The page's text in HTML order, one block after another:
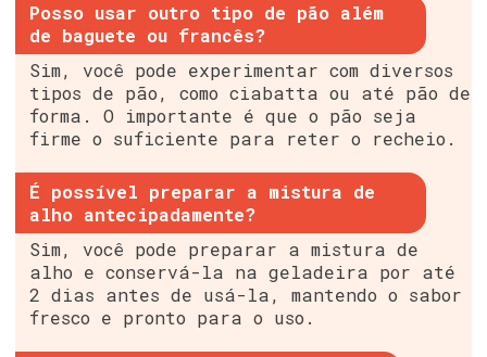
Posso usar outro tipo de pão além
de baguete ou francês?
Sim, você pode experimentar com diversos
tipos de pão, como ciabatta ou até pão de
forma. O importante é que o pão seja
firme o suficiente para reter o recheio.
É possível preparar a mistura de
alho antecipadamente?
Sim, você pode preparar a mistura de
alho e conservá-la na geladeira por até
2 dias antes de usá-la, mantendo o sabor
fresco e pronto para o uso.